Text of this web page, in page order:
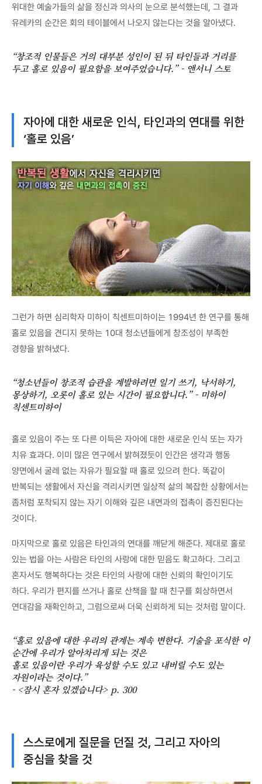
위대한 예술가들의 삶을 정신과 의사의 눈으로 분석했는데, 그 결과
유레카의 순간은 회의 테이블에서 나오지 않는다는 것을 알아냈다.
“창조적 인물들은 거의 대부분 성인이 된 뒤 타인들과 거리를
두고 홀로 있음이 필요함을 보여주었습니다.” - 앤서니 스토
자아에 대한 새로운 인식, 타인과의 연대를 위한
‘홀로 있음’
그런가 하면 심리학자 미하이 칙센트미하이는 1994년 한 연구를 통해
홀로 있음을 견디지 못하는 10대 청소년들에게 창조성이 부족한
경향을 밝혀냈다.
“청소년들이 창조적 습관을 계발하려면 일기 쓰기, 낙서하기,
몽상하기, 오롯이 홀로 있는 시간이 필요합니다.” - 미하이
칙센트미하이
홀로 있음이 주는 또 다른 이득은 자아에 대한 새로운 인식 또는 자가
치유 효과다. 이미 많은 연구에서 밝혀졌듯이 인간은 생각과 행동
양면에서 굴레 없는 자유가 필요할 때 홀로 있으려 한다. 똑같이
반복되는 생활에서 자신을 격리시키면 일상적 삶의 복잡한 상황에서는
좀처럼 포착되지 않는 자기 이해와 깊은 내면과의 접촉이 증진된다는
것이다.
마지막으로 홀로 있음은 타인과의 연대를 깨닫게 해준다. 제대로 홀로
있는 법을 아는 사람은 타인의 사랑에 대한 믿음도 확고하다. 그리고
혼자서도 행복하다는 것은 타인의 사랑에 대한 신뢰의 확인이기도
하다. 우리가 편지를 쓰거나 홀로 산책을 할 때 친구를 회상하면서
연대감을 재확인하고, 그럼으로써 더욱 신뢰하게 되는 것처럼 말이다.
“홀로 있음에 대한 우리의 관계는 계속 변한다. 기술을 포식한 이
순간에 우리가 알아차리게 되는 것은
홀로 있음이란 우리가 육성할 수도 있고 내버릴 수도 있는
자원이라는 것이다.”
- <잠시 혼자 있겠습니다> p. 300
스스로에게 질문을 던질 것, 그리고 자아의
중심을 찾을 것